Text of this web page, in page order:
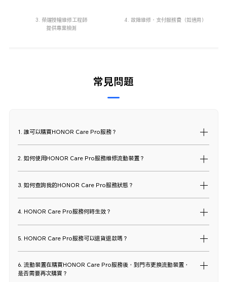
3. 榮耀授權維修工程師
提供專業檢測
4. 故障維修，支付服務費（如適用）
常見問題
1. 誰可以購買HONOR Care Pro服務？
2. 如何使用HONOR Care Pro服務維修流動裝置？
3. 如何查詢我的HONOR Care Pro服務狀態？
4. HONOR Care Pro服務何時生效？
5. HONOR Care Pro服務可以退貨退款嗎？
6. 流動裝置在購買HONOR Care Pro服務後，到門市更換流動裝置，
是否需要再次購買？